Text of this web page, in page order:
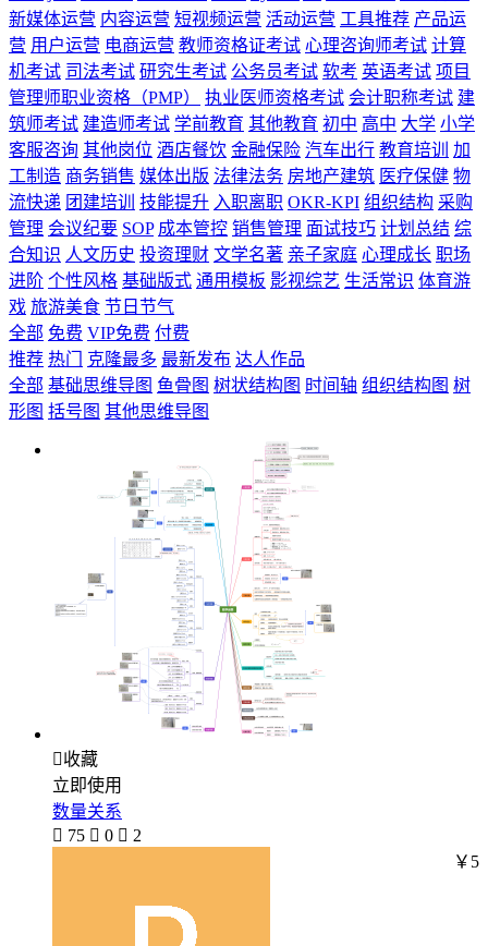
新媒体运营 内容运营 短视频运营 活动运营 工具推荐 产品运
营 用户运营 电商运营 教师资格证考试 心理咨询师考试 计算
机考试 司法考试 研究生考试 公务员考试 软考 英语考试 项目
管理师职业资格（PMP）
执业医师资格考试 会计职称考试 建
筑师考试 建造师考试 学前教育 其他教育 初中 高中 大学 小学
客服咨询 其他岗位 酒店餐饮 金融保险 汽车出行 教育培训
加
工制造 商务销售 媒体出版 法律法务 房地产建筑 医疗保健 物
流快递 团建培训 技能提升 入职离职 OKR-KPI 组织结构 采购
管理 会议纪要 SOP 成本管控 销售管理 面试技巧 计划总结 综
合知识 人文历史 投资理财 文学名著 亲子家庭 心理成长 职场
进阶 个性风格 基础版式 通用模板 影视综艺 生活常识 体育游
戏 旅游美食 节日节气
全部 免费 VIP免费 付费
推荐 热门 克隆最多 最新发布 达人作品
全部 基础思维导图 鱼骨图 树状结构图 时间轴 组织结构图 树
形图 括号图 其他思维导图
收藏
立即使用
数量关系
 75  0  2
￥5